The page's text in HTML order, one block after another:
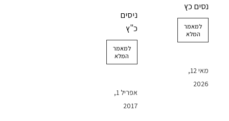
נסים כץ
למאמר
המלא
מאי 12,
2026
ניסים
כ"ץ
למאמר
המלא
אפריל 1,
2017